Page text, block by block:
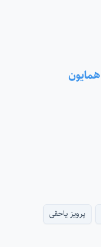
پرویز یاحقی